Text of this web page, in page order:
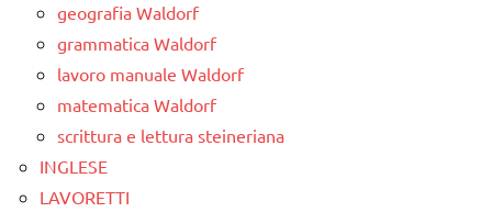
geografia Waldorf
grammatica Waldorf
lavoro manuale Waldorf
matematica Waldorf
scrittura e lettura steineriana
INGLESE
LAVORETTI